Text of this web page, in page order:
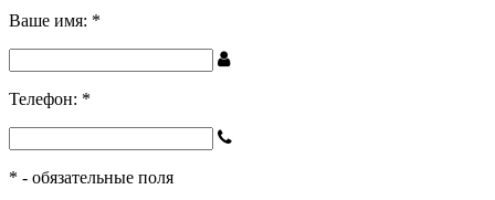
Ваше имя: *
Телефон: *
* - обязательные поля